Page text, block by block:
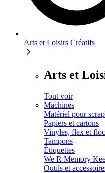
Arts et Loisirs Créatifs
Arts et
Tout voir
Machines
Matériel pour
Papiers et cartons
Vinyles, flex et
Tampons
Étiquettes
We R Memory
Outils et